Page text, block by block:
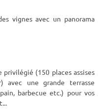
vignes avec un panorama
privilégié (150 places assises
une grande terrasse
barbecue etc.) pour vos
...